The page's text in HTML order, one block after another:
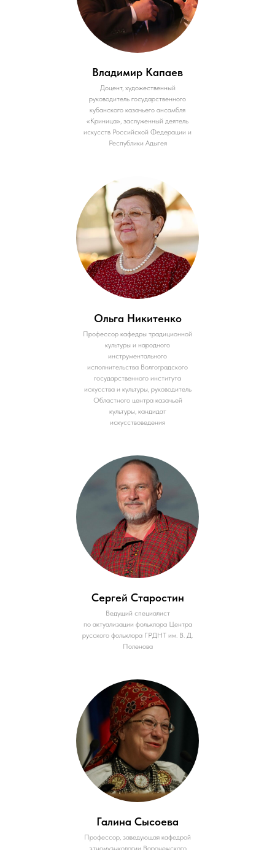
Владимир Капаев
Доцент, художественный
руководитель государственного
кубанского казачьего ансамбля
«Криница», заслуженный деятель
искусств Российской Федерации и
Республики Адыгея
Ольга Никитенко
Профессор кафедры традиционной
культуры и народного
инструментального
исполнительства Волгоградского
государственного института
искусства и культуры, руководитель
Областного центра казачьей
культуры, кандидат
искусствоведения
Сергей Старостин
Ведущий специалист
по актуализации фольклора Центра
русского фольклора ГРДНТ им. В. Д.
Поленова
Галина Сысоева
Профессор, заведующая кафедрой
этномузыкологии Воронежского